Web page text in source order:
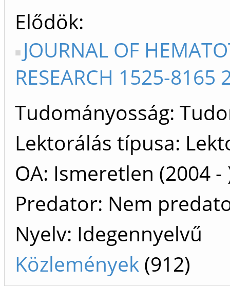
Elődök
JOURNAL OF
RESEARCH 1525-
Tudományosság:
Lektorálás típusa:
OA: Ismeretlen (2004 -
Predator: Nem
Nyelv: Idegennyelvű
Közlemények (912)